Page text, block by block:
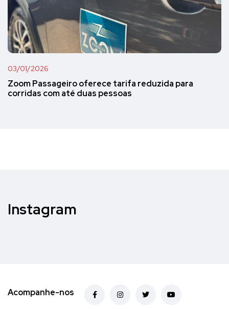
03/01/2026
Zoom Passageiro oferece tarifa reduzida para
corridas com até duas pessoas
Instagram
Acompanhe-nos